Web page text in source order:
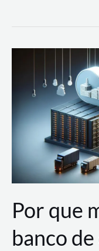
Soluções
AWS
Por que
banco